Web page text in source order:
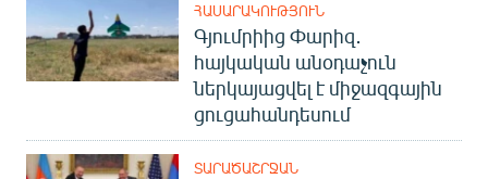
ՀԱՍԱՐԱԿՈՒԹՅՈՒՆ
Գյումրիից Փարիզ․
հայկական անօդաչուն
ներկայացվել է միջազգային
ցուցահանդեսում
ՏԱՐԱԾԱՇՐՋԱՆ